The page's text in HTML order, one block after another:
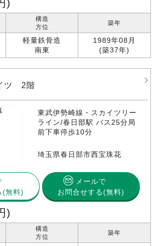
)
構造
方位
軽量鉄骨造
南東
築年
1989年08月
(築37年)
ツ 2階
東武伊勢崎線・スカイツリー
ライン/春日部駅 バス25分局
前下車停歩10分
埼玉県春日部市西宝珠花
メールで
お問合せする(無料)
)
構造
方位
築年